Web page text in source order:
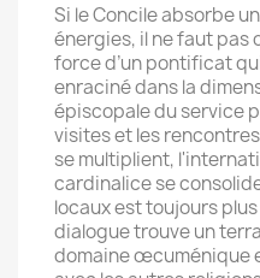
Si le Concile absorbe
énergies, il ne faut pas
force d’un pontificat
enraciné dans la
épiscopale du service
visites et les
se multiplient,
cardinalice se
locaux est toujours
dialogue trouve un
domaine œcuménique